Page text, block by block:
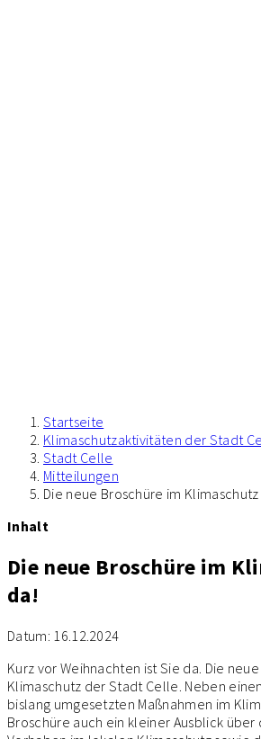
Startseite
Klimaschutzaktivitäten der Stadt
Stadt Celle
Mitteilungen
Die neue Broschüre im
Inhalt
Die neue Broschüre im
da!
Datum: 16.12.2024
Kurz vor Weihnachten ist Sie da. Die
Klimaschutz der Stadt Celle. Neben
bislang umgesetzten Maßnahmen im
Broschüre auch ein kleiner Ausblick